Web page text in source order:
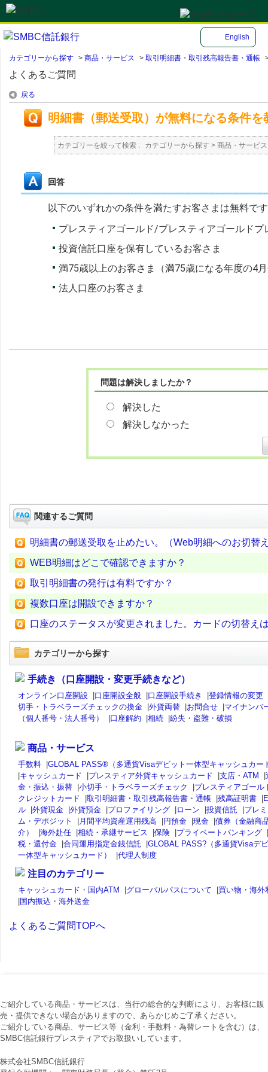
English
カテゴリーから探す > 商品・サービス > 取引明細書・取引残高報告書・通帳
よくあるご質問
戻る
明細書（郵送受取）が無料になる条件を
カテゴリーを絞って検索 : カテゴリーから探す > 商品・サービス
回答
以下のいずれかの条件を満たすお客さまは無料で
プレスティアゴールド/プレスティアゴールドプ
投資信託口座を保有しているお客さま
満75歳以上のお客さま（満75歳になる年度の4
法人口座のお客さま
問題は解決しましたか？
解決した
解決しなかった
関連するご質問
明細書の郵送受取を止めたい。（Web明細へのお切替
WEB明細はどこで確認できますか？
取引明細書の発行は有料ですか？
複数口座は開設できますか？
口座のステータスが変更されました。カードの切替え
カテゴリーから探す
手続き（口座開設・変更手続きなど）
オンライン口座開設 |口座開設全般 |口座開設手続き |登録情報の変更
切手・トラベラーズチェックの換金 |外貨両替 |お問合せ |マイナンバ
（個人番号・法人番号）
|口座解約 |相続 |紛失・盗難・破損
商品・サービス
手数料 |GLOBAL PASS®（多通貨Visaデビット一体型キャッシュカー
|キャッシュカード |プレスティア外貨キャッシュカード |支店・ATM |
金・振込・振替 |小切手・トラベラーズチェック |プレスティアゴール
クレジットカード
|取引明細書・取引残高報告書・通帳 |残高証明書 |
ル |外貨現金 |外貨預金 |プロファイリング |ローン |投資信託 |プレ
ム・デポジット
| 月間平均資産運用残高 |円預金 |現金 |債券（金融商
介）
|海外赴任 |相続・承継サービス |保険 |プライベートバンキング |
税・還付金 |合同運用指定金銭信託 |GLOBAL PASS?（多通貨Visaデ
一体型キャッシュカード）
|代理人制度
注目のカテゴリー
キャッシュカード・国内ATM |グローバルパスについて |買い物・海外
|国内振込・海外送金
よくあるご質問TOPへ
ご紹介している商品・サービスは、当行の総合的な判断により、お客様に販
売・提供できない場合がありますので、あらかじめご了承ください。
ご紹介している商品、サービス等（金利・手数料・為替レートを含む）は、
SMBC信託銀行プレスティアでお取扱いしています。
株式会社SMBC信託銀行